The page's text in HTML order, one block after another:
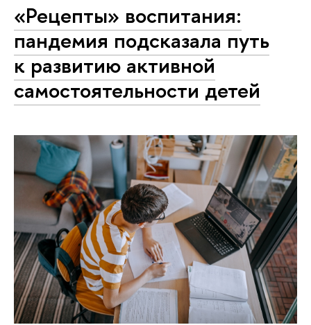
«Рецепты» воспитания:
пандемия подсказала путь
к развитию активной
самостоятельности детей